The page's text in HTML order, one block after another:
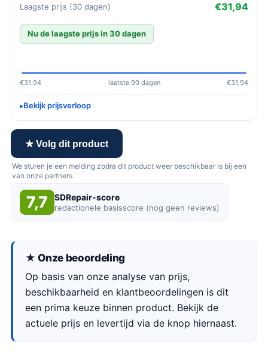
Laagste prijs (30 dagen) €31,94
Nu de laagste prijs in 30 dagen
€31,94 laatste 90 dagen €31,94
Bekijk prijsverloop
★ Volg dit product
We sturen je een melding zodra dit product weer beschikbaar is bij een
van onze partners.
7,7 SDRepair-score
redactionele basisscore (nog geen reviews)
★ Onze beoordeling
Op basis van onze analyse van prijs,
beschikbaarheid en klantbeoordelingen is dit
een prima keuze binnen product. Bekijk de
actuele prijs en levertijd via de knop hiernaast.